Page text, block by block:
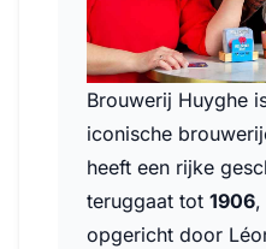
Brouwerij Huyghe
iconische
heeft een rijke
teruggaat tot 1906,
opgericht door